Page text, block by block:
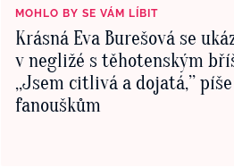
MOHLO BY SE VÁM LÍBIT
Krásná Eva Burešová se
v negližé s těhotenským
‚‚Jsem citlivá a dojatá,’’
fanouškům